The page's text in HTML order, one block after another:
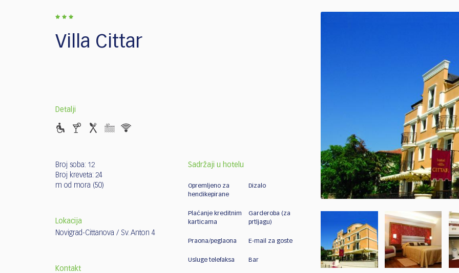
Villa Cittar
Detalji
Broj soba: 12
Broj kreveta: 24
m od mora (50)
Lokacija
Novigrad-Cittanova / Sv. Anton 4
Kontakt
Sadržaji u hotelu
Opremljeno za
hendikepirane
Dizalo
Plaćanje kreditnim
karticama
Garderoba (za
prtljagu)
Praona/peglaona E-mail za goste
Usluge telefaksa Bar